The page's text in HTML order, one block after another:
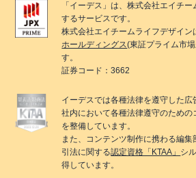
「 イーデス 」は、株式会社エイチー
するサービスです。
株式会社エイチームライフデザイン
ホールディングス(東証プライム市
す。
証券コード：3662
イーデスでは各種法律を遵守した広
社内において各種法律遵守のための
を整備しています。
また、コンテンツ制作に携わる編
引法に関する認定資格「KTAA」 シ
得しています。